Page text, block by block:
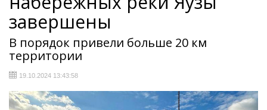
завершены
В порядок привели больше 20 км
территории
19.10.2024 13:43:58